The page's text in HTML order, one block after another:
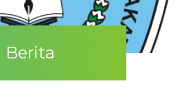
Berita